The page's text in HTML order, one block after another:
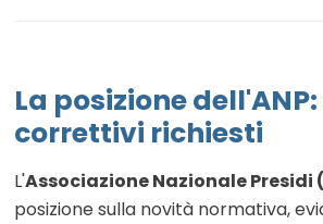
La posizione
correttivi richiesti
L'Associazione Nazionale Presidi
posizione sulla novità normativa,